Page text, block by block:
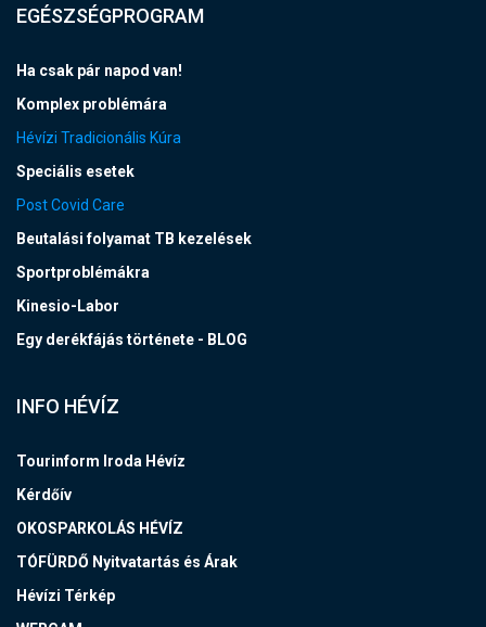
EGÉSZSÉGPROGRAM
Ha csak pár napod van!
Komplex problémára
Hévízi Tradicionális Kúra
Speciális esetek
Post Covid Care
Beutalási folyamat TB kezelések
Sportproblémákra
Kinesio-Labor
Egy derékfájás története - BLOG
INFO HÉVÍZ
Tourinform Iroda Hévíz
Kérdőív
OKOSPARKOLÁS HÉVÍZ
TÓFÜRDŐ Nyitvatartás és Árak
Hévízi Térkép